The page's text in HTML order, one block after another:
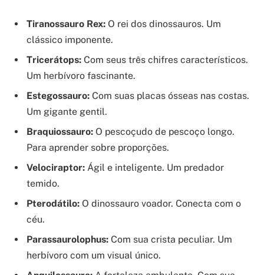
Tiranossauro Rex: O rei dos dinossauros. Um
clássico imponente.
Tricerátops: Com seus três chifres característicos.
Um herbívoro fascinante.
Estegossauro: Com suas placas ósseas nas costas.
Um gigante gentil.
Braquiossauro: O pescoçudo de pescoço longo.
Para aprender sobre proporções.
Velociraptor: Ágil e inteligente. Um predador
temido.
Pterodátilo: O dinossauro voador. Conecta com o
céu.
Parassaurolophus: Com sua crista peculiar. Um
herbívoro com um visual único.